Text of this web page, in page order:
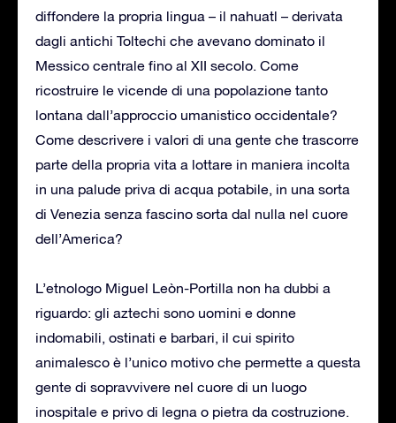
diffondere la propria lingua – il nahuatl – derivata
dagli antichi Toltechi che avevano dominato il
Messico centrale fino al XII secolo. Come
ricostruire le vicende di una popolazione tanto
lontana dall’approccio umanistico occidentale?
Come descrivere i valori di una gente che trascorre
parte della propria vita a lottare in maniera incolta
in una palude priva di acqua potabile, in una sorta
di Venezia senza fascino sorta dal nulla nel cuore
dell’America?
L’etnologo Miguel Leòn-Portilla non ha dubbi a
riguardo: gli aztechi sono uomini e donne
indomabili, ostinati e barbari, il cui spirito
animalesco è l’unico motivo che permette a questa
gente di sopravvivere nel cuore di un luogo
inospitale e privo di legna o pietra da costruzione.